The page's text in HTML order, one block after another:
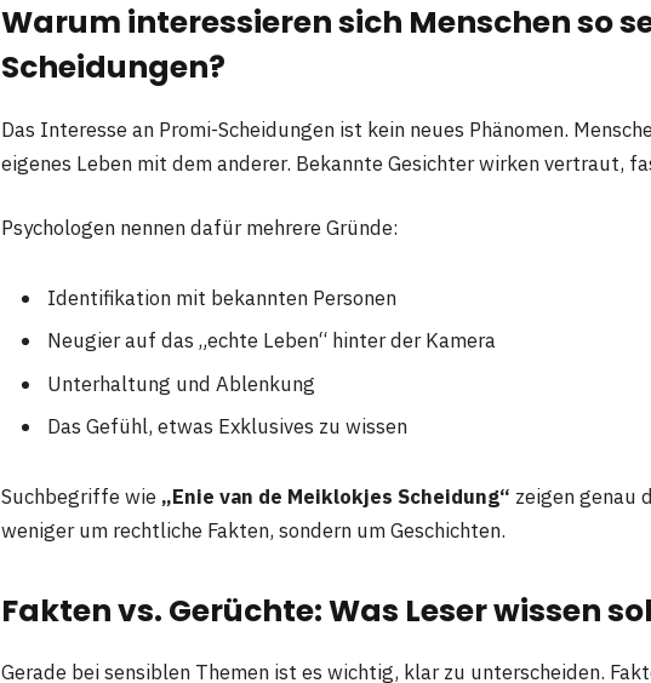
Warum interessieren sich Menschen so
Scheidungen?
Das Interesse an Promi-Scheidungen ist kein neues Phänomen.
eigenes Leben mit dem anderer. Bekannte Gesichter wirken vertraut,
Psychologen nennen dafür mehrere Gründe:
Identifikation mit bekannten Personen
Neugier auf das „echte Leben“ hinter der Kamera
Unterhaltung und Ablenkung
Das Gefühl, etwas Exklusives zu wissen
Suchbegriffe wie „Enie van de Meiklokjes Scheidung“ zeigen genau
weniger um rechtliche Fakten, sondern um Geschichten.
Fakten vs. Gerüchte: Was Leser wissen
Gerade bei sensiblen Themen ist es wichtig, klar zu unterscheiden.